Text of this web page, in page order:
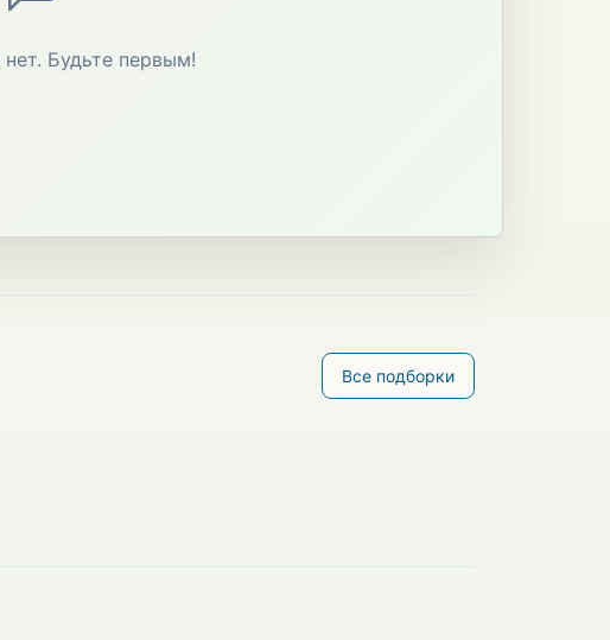
Будьте первым!
Все подборки